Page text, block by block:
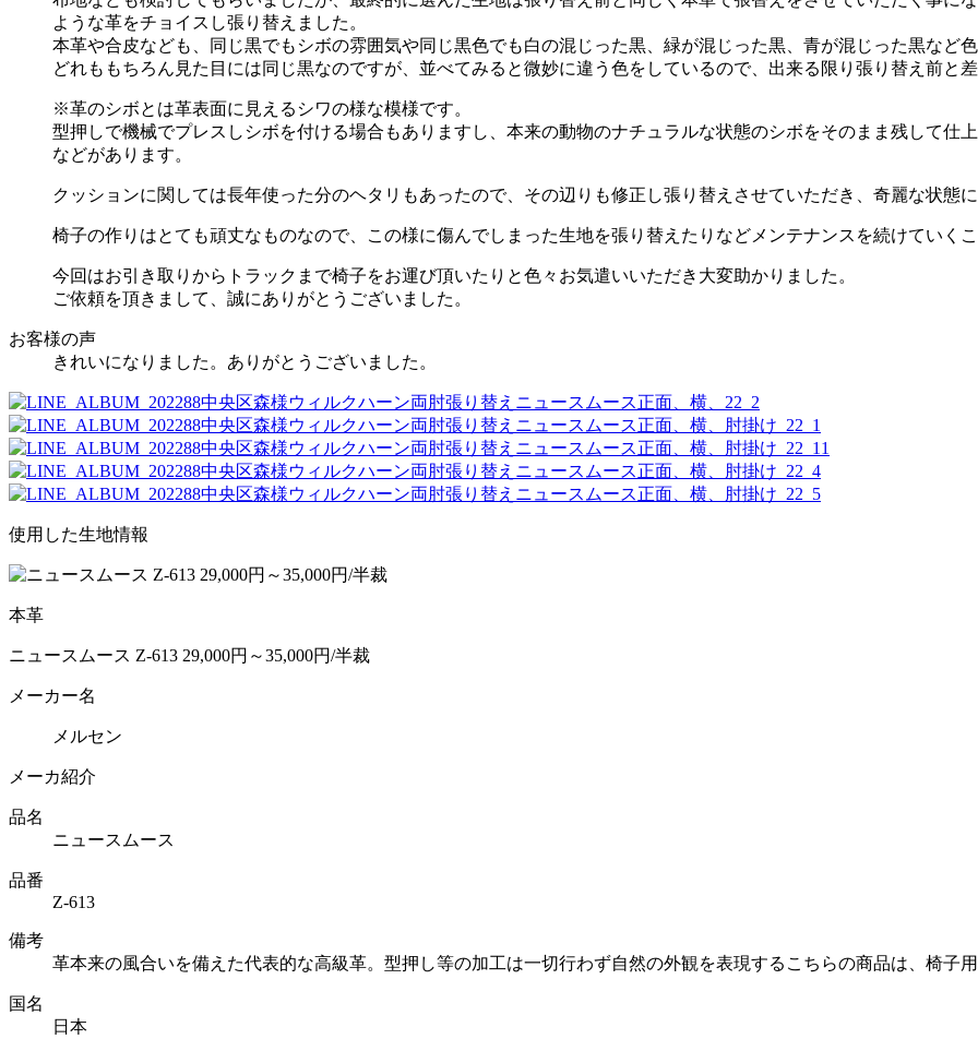
ような革をチョイスし張り替えました。
本革や合皮なども、同じ黒でもシボの雰囲気や同じ黒色でも白の混じった黒、緑が混じった黒、青が混じった黒など色
どれももちろん見た目には同じ黒なのですが、並べてみると微妙に違う色をしているので、出来る限り張り替え前と
※革のシボとは革表面に見えるシワの様な模様です。
型押しで機械でプレスしシボを付ける場合もありますし、本来の動物のナチュラルな状態のシボをそのまま残して仕
などがあります。
クッションに関しては長年使った分のヘタリもあったので、その辺りも修正し張り替えさせていただき、奇麗な状態に
椅子の作りはとても頑丈なものなので、この様に傷んでしまった生地を張り替えたりなどメンテナンスを続けていく
今回はお引き取りからトラックまで椅子をお運び頂いたりと色々お気遣いいただき大変助かりました。
ご依頼を頂きまして、誠にありがとうございました。
お客様の声
きれいになりました。ありがとうございました。
使用した生地情報
本革
ニュースムース Z-613 29,000円～35,000円/半裁
メーカー名
メルセン
メーカ紹介
品名
ニュースムース
品番
Z-613
備考
革本来の風合いを備えた代表的な高級革。型押し等の加工は一切行わず自然の外観を表現するこちらの商品は、椅子
国名
日本